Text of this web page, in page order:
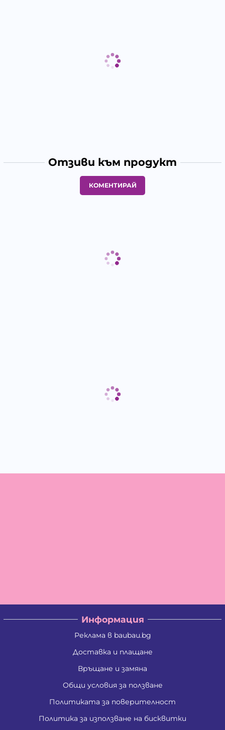
Отзиви към продукт
КОМЕНТИРАЙ
Информация
Реклама в baubau.bg
Доставка и плащане
Връщане и замяна
Общи условия за ползване
Политиката за поверителност
Политика за използване на бисквитки